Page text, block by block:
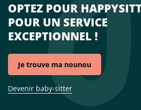
OPTEZ POUR
POUR UN SERVICE
EXCEPTIONNEL !
Je trouve ma nounou
Devenir baby-sitter